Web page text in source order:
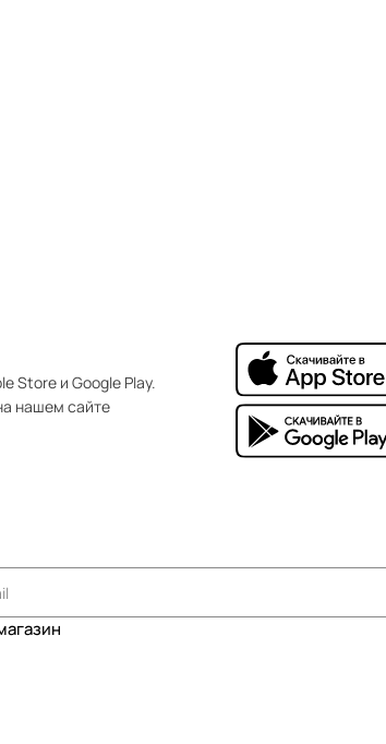
Store и Google Play.
нашем сайте